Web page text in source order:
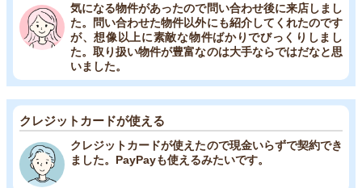
気になる物件があったので問い合わせ後に来店しまし
た。問い合わせた物件以外にも紹介してくれたのです
が、想像以上に素敵な物件ばかりでびっくりしまし
た。取り扱い物件が豊富なのは大手ならではだなと思
いました。
クレジットカードが使える
クレジットカードが使えたので現金いらずで契約でき
ました。PayPayも使えるみたいです。